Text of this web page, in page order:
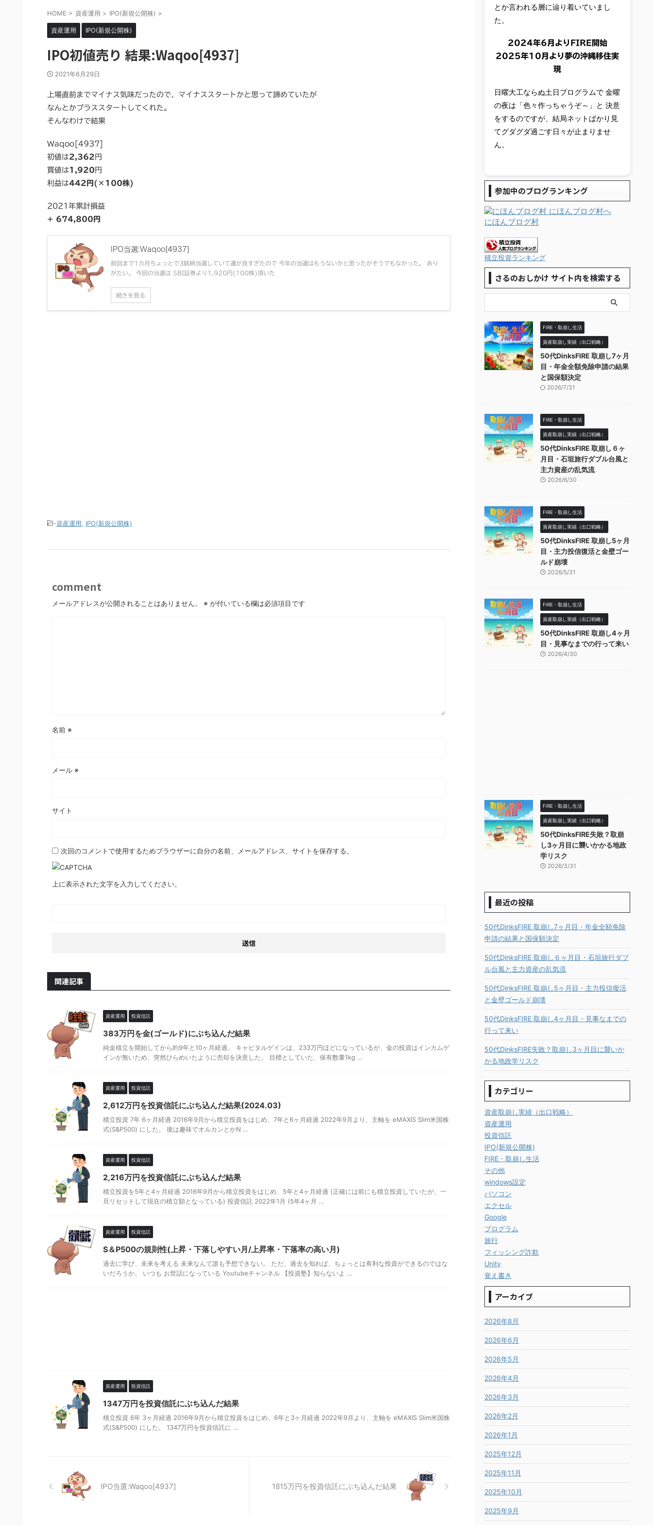
HOME > 資産運用 > IPO(新規公開株) >
資産運用 IPO(新規公開株)
IPO初値売り 結果:Waqoo[4937]
2021年6月29日
上場直前までマイナス気味だったので、マイナススタートかと思って諦めていたが
なんとかプラススタートしてくれた。
そんなわけで結果
Waqoo[4937]
初値は2,362 円
買値は1,920 円
利益は442 円( ×100株)
2021年累計損益
+ 674,800円
IPO当選:Waqoo[4937]
前回まで1カ月ちょっとで3銘柄当選していて運が良すぎたので 今年の当選はもうないかと思ったがそうでもなかった。 あり
がたい。 今回の当選は SBI証券より1,920円(100株)頂いた
続きを見る
-資産運用 IPO(新規公開株)
comment
メールアドレスが公開されることはありません。 ※ が付いている欄は必須項目です
名前 ※
メール ※
サイト
次回のコメントで使用するためブラウザーに自分の名前、メールアドレス、サイトを保存する。
上に表示された文字を入力してください。
関連記事
資産運用 投資信託
383万円を金(ゴールド)にぶち込んだ結果
純金積立を開始してから約9年と10ヶ月経過。 キャピタルゲインは、233万円ほどになっているが、金の投資はインカムゲ
インが無いため、突然ひらめいたように売却を決意した。 目標としていた、保有数量1kg ...
資産運用 投資信託
2,612万円を投資信託にぶち込んだ結果(2024.03)
積立投資 7年 6ヶ月経過 2016年9月から積立投資をはじめ、7年と6ヶ月経過 2022年9月より、主軸を eMAXIS Slim米国株
式(S&P500) にした。 後は趣味でオルカンとかN ...
資産運用 投資信託
2,216万円を投資信託にぶち込んだ結果
積立投資を5年と4ヶ月経過 2016年9月から積立投資をはじめ、5年と4ヶ月経過 (正確には前にも積立投資していたが、一
旦リセットして現在の積立額となっている) 投資信託 2022年1月 (5年4ヶ月 ...
資産運用 投資信託
S＆P500の規則性(上昇・下落しやすい月/上昇率・下落率の高い月)
過去に学び、未来を考える 未来なんて誰も予想できない。 ただ、過去を知れば、ちょっとは有利な投資ができるのではな
いだろうか。 いつも お世話になっている Youtubeチャンネル 【投資塾】知らないよ ...
資産運用 投資信託
1347万円を投資信託にぶち込んだ結果
積立投資 6年 3ヶ月経過 2016年9月から積立投資をはじめ、6年と3ヶ月経過 2022年9月より、主軸を eMAXIS Slim米国株
式(S&P500) にした。 1347万円を投資信託に ...
IPO当選:Waqoo[4937] 1815万円を投資信託にぶち込んだ結果
とか言われる層に辿り着いていまし
た。
2024年6月よりFIRE開始
2025年10月より夢の沖縄移住実
現
日曜大工ならぬ土日プログラムで 金曜
の夜は「色々作っちゃうぞ～」と 決意
をするのですが、結局ネットばかり見
てグダグダ過ごす日々が止まりませ
ん。
参加中のブログランキング
にほんブログ村
積立投資ランキング
さるのおしかけ サイト内を検索する
FIRE・取崩し生活
資産取崩し実績（出口戦略）
50代DinksFIRE 取崩し7ヶ月
目・年金全額免除申請の結果
と国保額決定
2026/7/31
FIRE・取崩し生活
資産取崩し実績（出口戦略）
50代DinksFIRE 取崩し６ヶ
月目・石垣旅行ダブル台風と
主力資産の乱気流
2026/6/30
FIRE・取崩し生活
資産取崩し実績（出口戦略）
50代DinksFIRE 取崩し5ヶ月
目・主力投信復活と金壁ゴー
ルド崩壊
2026/5/31
FIRE・取崩し生活
資産取崩し実績（出口戦略）
50代DinksFIRE 取崩し4ヶ月
目・見事なまでの行って来い
2026/4/30
FIRE・取崩し生活
資産取崩し実績（出口戦略）
50代DinksFIRE失敗？取崩
し3ヶ月目に襲いかかる地政
学リスク
2026/3/31
最近の投稿
50代DinksFIRE 取崩し7ヶ月目・年金全額免除
申請の結果と国保額決定
50代DinksFIRE 取崩し６ヶ月目・石垣旅行ダブ
ル台風と主力資産の乱気流
50代DinksFIRE 取崩し5ヶ月目・主力投信復活
と金壁ゴールド崩壊
50代DinksFIRE 取崩し4ヶ月目・見事なまでの
行って来い
50代DinksFIRE失敗？取崩し3ヶ月目に襲いか
かる地政学リスク
カテゴリー
資産取崩し実績（出口戦略）
資産運用
投資信託
IPO(新規公開株)
FIRE・取崩し生活
その他
windows設定
パソコン
エクセル
Google
プログラム
旅行
フィッシング詐欺
Unity
覚え書き
アーカイブ
2026年8月
2026年6月
2026年5月
2026年4月
2026年3月
2026年2月
2026年1月
2025年12月
2025年11月
2025年10月
2025年9月